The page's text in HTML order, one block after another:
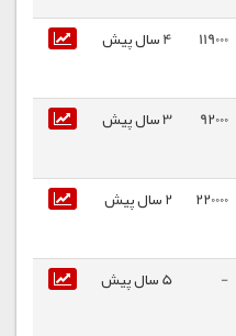
119000 4 سال پیش
92000 3 سال پیش
220000 2 سال پیش
- 5 سال پیش